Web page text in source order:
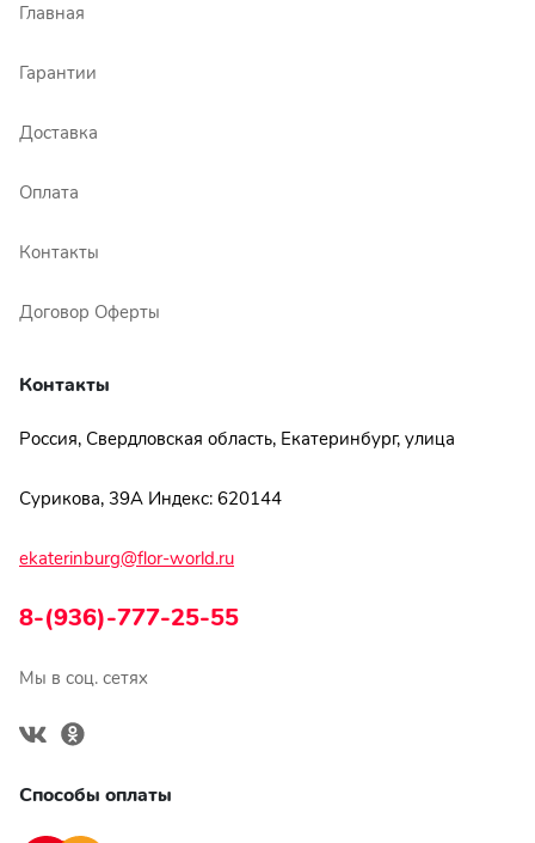
Главная
Гарантии
Доставка
Оплата
Контакты
Договор Оферты
Контакты
Россия, Свердловская область, Екатеринбург, улица
Сурикова, 39А Индекс: 620144
ekaterinburg@flor-world.ru
8-(936)-777-25-55
Мы в соц. сетях
Способы оплаты